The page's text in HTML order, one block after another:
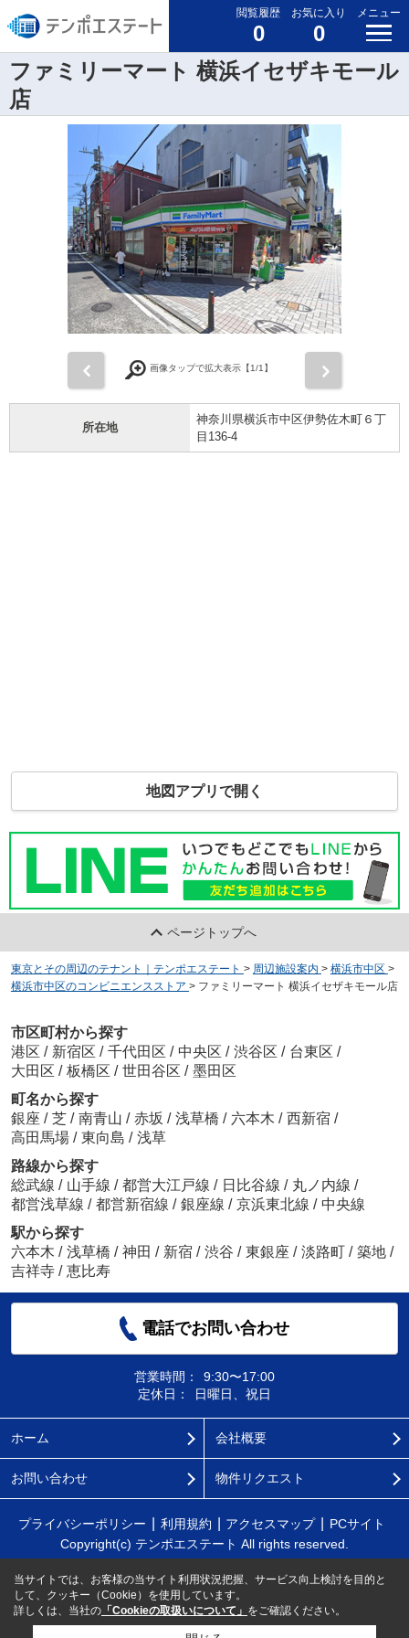
閲覧履歴
0
お気に入り
0
メニュー
ファミリーマート 横浜イセザキモール
店
画像タップで拡大表示【1/1】
所在地
神奈川県横浜市中区伊勢佐木町６丁
目136-4
地図アプリで開く
ページトップへ
東京とその周辺のテナント｜テンポエステート > 周辺施設案内 > 横浜市中区 >
横浜市中区のコンビニエンスストア > ファミリーマート 横浜イセザキモール店
市区町村から探す
港区 / 新宿区 / 千代田区 / 中央区 / 渋谷区 / 台東区 /
大田区 / 板橋区 / 世田谷区 / 墨田区
町名から探す
銀座 / 芝 / 南青山 / 赤坂 / 浅草橋 / 六本木 / 西新宿 /
高田馬場 / 東向島 / 浅草
路線から探す
総武線 / 山手線 / 都営大江戸線 / 日比谷線 / 丸ノ内線 /
都営浅草線 / 都営新宿線 / 銀座線 / 京浜東北線 / 中央線
駅から探す
六本木 / 浅草橋 / 神田 / 新宿 / 渋谷 / 東銀座 / 淡路町 / 築地 /
吉祥寺 / 恵比寿
電話でお問い合わせ
営業時間：
9:30〜17:00
定休日：
日曜日、祝日
ホーム 会社概要
お問い合わせ 物件リクエスト
プライバシーポリシー 利用規約 アクセスマップ
PCサイト
Copyright(c) テンポエステート All rights reserved.
当サイトでは、お客様の当サイト利用状況把握、サービス向上検討を目的と
して、クッキー（Cookie）を使用しています。
詳しくは、当社の 「Cookieの取扱いについて」 をご確認ください。